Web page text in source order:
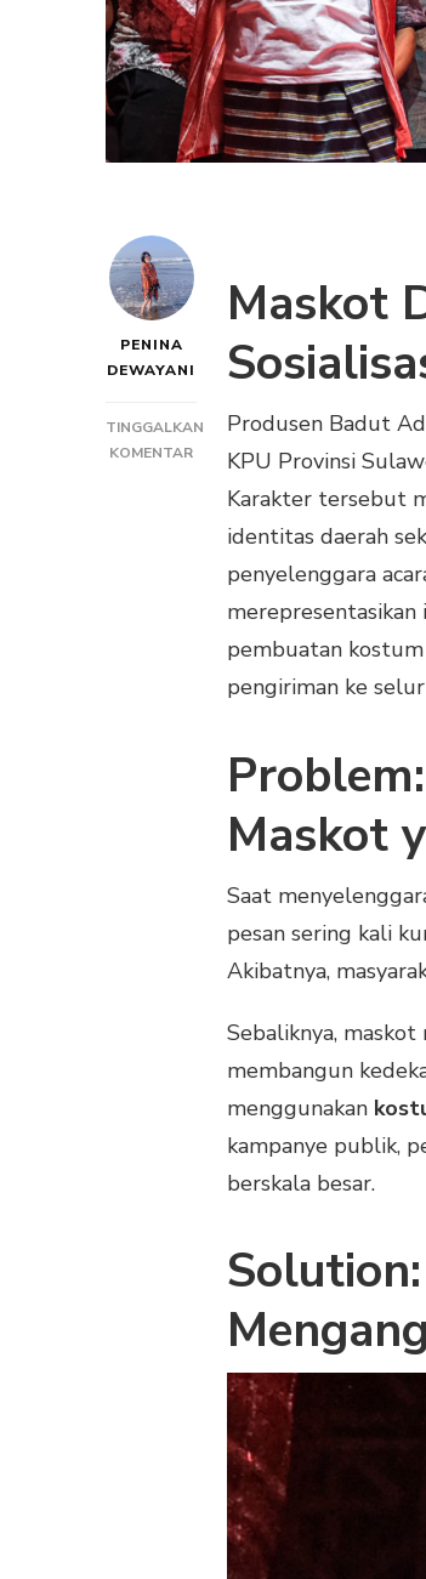
PENINA
DEWAYANI
TINGGALKAN
KOMENTARPADA
BADUT
ADARA
SULAWESI
TENGGARA
Maskot
Produsen Badut
KPU Provinsi
Karakter tersebut
identitas daerah
penyelenggara
pembuatan
pengiriman ke
Maskot
Saat
pesan sering kali
Akibatnya,
Sebaliknya,
membangun
menggunakan
kampanye publik,
berskala besar.